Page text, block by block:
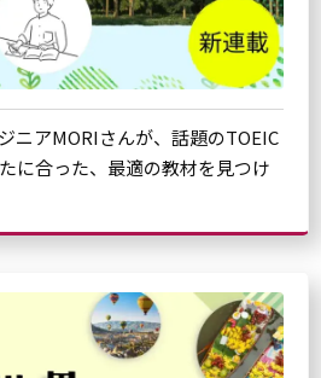
ニアMORIさんが、話題のTOEIC
に合った、最適の教材を見つけ